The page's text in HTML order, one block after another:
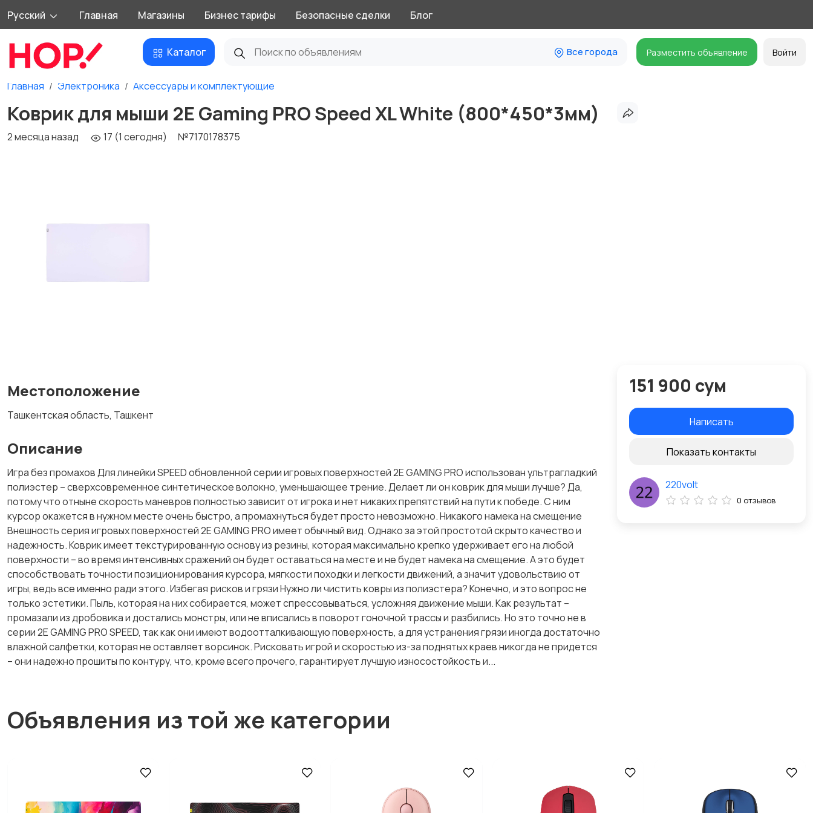
Русский Главная Магазины Бизнес тарифы Безопасные сделки Блог
Каталог Все города Разместить объявление Войти
Главная Электроника Аксессуары и комплектующие
Коврик для мыши 2E Gaming PRO Speed XL White (800*450*3мм)
2 месяца назад 17 (1 сегодня) №7170178375
Местоположение
Ташкентская область, Ташкент
Описание
Игра без промахов Для линейки SPEED обновленной серии игровых поверхностей 2E GAMING PRO использован ультрагладкий
полиэстер – сверхсовременное синтетическое волокно, уменьшающее трение. Делает ли он коврик для мыши лучше? Да,
потому что отныне скорость маневров полностью зависит от игрока и нет никаких препятствий на пути к победе. С ним
курсор окажется в нужном месте очень быстро, а промахнуться будет просто невозможно. Никакого намека на смещение
Внешность серия игровых поверхностей 2E GAMING PRO имеет обычный вид. Однако за этой простотой скрыто качество и
надежность. Коврик имеет текстурированную основу из резины, которая максимально крепко удерживает его на любой
поверхности – во время интенсивных сражений он будет оставаться на месте и не будет намека на смещение. А это будет
способствовать точности позиционирования курсора, мягкости походки и легкости движений, а значит удовольствию от
игры, ведь все именно ради этого. Избегая рисков и грязи Нужно ли чистить ковры из полиэстера? Конечно, и это вопрос не
только эстетики. Пыль, которая на них собирается, может спрессовываться, усложняя движение мыши. Как результат –
промазали из дробовика и достались монстры, или не вписались в поворот гоночной трассы и разбились. Но это точно не в
серии 2E GAMING PRO SPEED, так как они имеют водоотталкивающую поверхность, а для устранения грязи иногда достаточно
влажной салфетки, которая не оставляет ворсинок. Рисковать игрой и скоростью из-за поднятых краев никогда не придется
– они надежно прошиты по контуру, что, кроме всего прочего, гарантирует лучшую износостойкость и...
151 900 сум
Написать
Показать контакты
220volt
0 отзывов
Объявления из той же категории